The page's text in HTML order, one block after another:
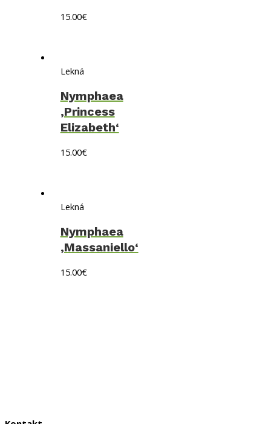
15.00€
Lekná
Nymphaea
‚Princess
Elizabeth‘
15.00€
Lekná
Nymphaea
‚Massaniello‘
15.00€